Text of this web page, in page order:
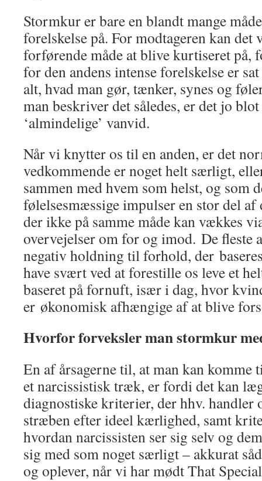
Stormkur er bare en blandt mange
forelskelse på. For modtageren kan det
forførende måde at blive kurtiseret på,
for den andens intense forelskelse er
alt, hvad man gør, tænker, synes og
man beskriver det således, er det jo
‘almindelige’ vanvid.
Når vi knytter os til en anden, er det
vedkommende er noget helt særligt,
sammen med hvem som helst, og som
følelsesmæssige impulser en stor del
der ikke på samme måde kan vækkes
overvejelser om for og imod. De fleste
negativ holdning til forhold, der
have svært ved at forestille os leve et
baseret på fornuft, især i dag, hvor
er økonomisk afhængige af at blive
Hvorfor forveksler man stormkur
En af årsagerne til, at man kan
et narcissistisk træk, er fordi det kan
diagnostiske kriterier, der hhv. handler
stræben efter ideel kærlighed, samt
hvordan narcissisten ser sig selv og
sig med som noget særligt – akkurat
og oplever, når vi har mødt That